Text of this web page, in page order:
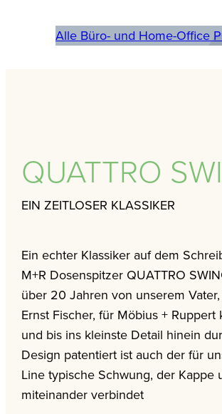
Alle Büro- und Home-Office
QUATTRO
EIN ZEITLOSER KLASSIKER
Ein echter Klassiker auf dem
M+R Dosenspitzer QUATTRO
über 20 Jahren von unserem
Ernst Fischer, für Möbius + Ruppert
und bis ins kleinste Detail hinein
Design patentiert ist auch der für
Line typische Schwung, der Kappe
miteinander verbindet